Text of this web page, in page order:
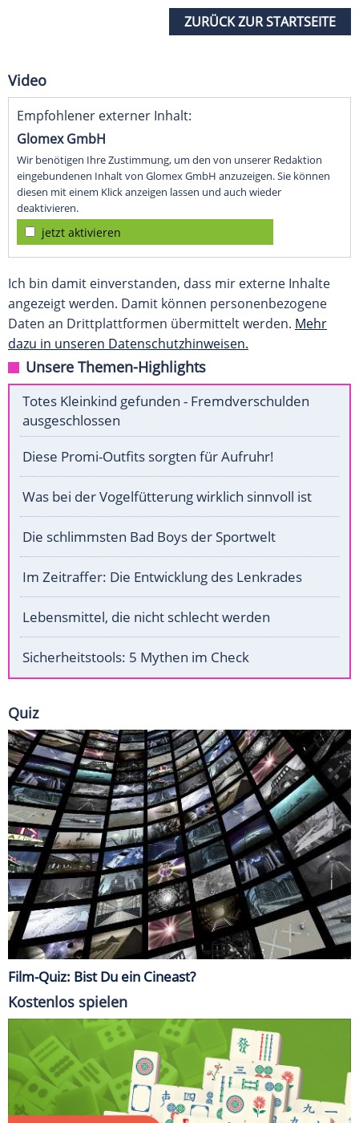
ZURÜCK ZUR STARTSEITE
Video
Empfohlener externer Inhalt:
Glomex GmbH
Wir benötigen Ihre Zustimmung, um den von unserer Redaktion
eingebundenen Inhalt von Glomex GmbH anzuzeigen. Sie können
diesen mit einem Klick anzeigen lassen und auch wieder
deaktivieren.
jetzt aktivieren
Ich bin damit einverstanden, dass mir externe Inhalte
angezeigt werden. Damit können personenbezogene
Daten an Drittplattformen übermittelt werden. Mehr
dazu in unseren Datenschutzhinweisen.
Unsere Themen-Highlights
Totes Kleinkind gefunden - Fremdverschulden
ausgeschlossen
Diese Promi-Outfits sorgten für Aufruhr!
Was bei der Vogelfütterung wirklich sinnvoll ist
Die schlimmsten Bad Boys der Sportwelt
Im Zeitraffer: Die Entwicklung des Lenkrades
Lebensmittel, die nicht schlecht werden
Sicherheitstools: 5 Mythen im Check
Quiz
Film-Quiz: Bist Du ein Cineast?
Kostenlos spielen